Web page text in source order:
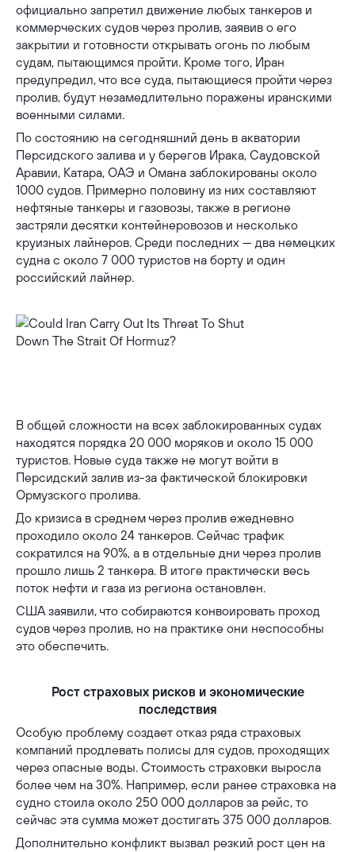
официально запретил движение любых танкеров и
коммерческих судов через пролив, заявив о его
закрытии и готовности открывать огонь по любым
судам, пытающимся пройти. Кроме того, Иран
предупредил, что все суда, пытающиеся пройти через
пролив, будут незамедлительно поражены иранскими
военными силами.
По состоянию на сегодняшний день в акватории
Персидского залива и у берегов Ирака, Саудовской
Аравии, Катара, ОАЭ и Омана заблокированы около
1000 судов. Примерно половину из них составляют
нефтяные танкеры и газовозы, также в регионе
застряли десятки контейнеровозов и несколько
круизных лайнеров. Среди последних — два немецких
судна с около 7 000 туристов на борту и один
российский лайнер.
В общей сложности на всех заблокированных судах
находятся порядка 20 000 моряков и около 15 000
туристов. Новые суда также не могут войти в
Персидский залив из-за фактической блокировки
Ормузского пролива.
До кризиса в среднем через пролив ежедневно
проходило около 24 танкеров. Сейчас трафик
сократился на 90%, а в отдельные дни через пролив
прошло лишь 2 танкера. В итоге практически весь
поток нефти и газа из региона остановлен.
США заявили, что собираются конвоировать проход
судов через пролив, но на практике они неспособны
это обеспечить.
Рост страховых рисков и экономические
последствия
Особую проблему создает отказ ряда страховых
компаний продлевать полисы для судов, проходящих
через опасные воды. Стоимость страховки выросла
более чем на 30%. Например, если ранее страховка на
судно стоила около 250 000 долларов за рейс, то
сейчас эта сумма может достигать 375 000 долларов.
Дополнительно конфликт вызвал резкий рост цен на